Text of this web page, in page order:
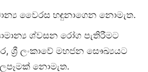
වෛරස හඳුනාගෙන නොමැත.
ශ්වසන රෝග පැතිරීමට
ශ්‍රී ලංකාවේ මහජන සෞඛ්‍යයට
නොමැත.